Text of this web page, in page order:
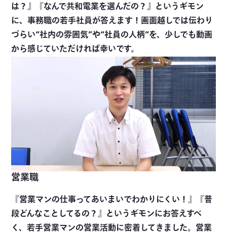
は？』『なんで共和電業を選んだの？』というギモン
に、事務職の若手社員が答えます！画面越しでは伝わり
づらい“社内の雰囲気”や“社員の人柄“を、少しでも動画
から感じていただければ幸いです。
営業職
『営業マンの仕事ってあいまいでわかりにくい！』『普
段どんなことしてるの？』というギモンにお答えすべ
く、若手営業マンの営業活動に密着してきました。営業